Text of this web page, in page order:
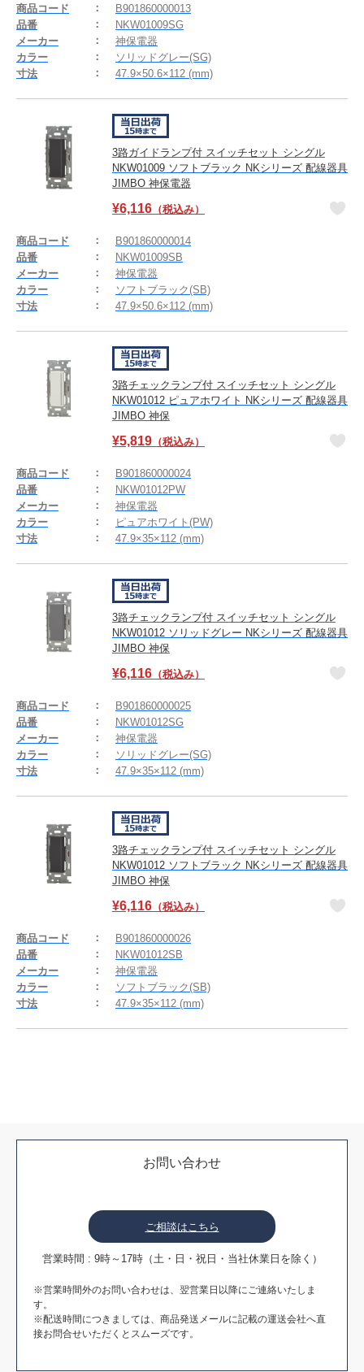
商品コード
B901860000013
品番
NKW01009SG
メーカー
神保電器
カラー
ソリッドグレー(SG)
寸法
47.9×50.6×112 (mm)
3路ガイドランプ付 スイッチセット シングル
NKW01009 ソフトブラック NKシリーズ 配線器具
JIMBO 神保電器
¥6,116 （税込み）
商品コード
B901860000014
品番
NKW01009SB
メーカー
神保電器
カラー
ソフトブラック(SB)
寸法
47.9×50.6×112 (mm)
3路チェックランプ付 スイッチセット シングル
NKW01012 ピュアホワイト NKシリーズ 配線器具
JIMBO 神保
¥5,819 （税込み）
商品コード
B901860000024
品番
NKW01012PW
メーカー
神保電器
カラー
ピュアホワイト(PW)
寸法
47.9×35×112 (mm)
3路チェックランプ付 スイッチセット シングル
NKW01012 ソリッドグレー NKシリーズ 配線器具
JIMBO 神保
¥6,116 （税込み）
商品コード
B901860000025
品番
NKW01012SG
メーカー
神保電器
カラー
ソリッドグレー(SG)
寸法
47.9×35×112 (mm)
3路チェックランプ付 スイッチセット シングル
NKW01012 ソフトブラック NKシリーズ 配線器具
JIMBO 神保
¥6,116 （税込み）
商品コード
B901860000026
品番
NKW01012SB
メーカー
神保電器
カラー
ソフトブラック(SB)
寸法
47.9×35×112 (mm)
お問い合わせ
ご相談はこちら
営業時間 : 9時～17時（土・日・祝日・当社休業日を除く）
※営業時間外のお問い合わせは、翌営業日以降にご連絡いたしま
す。
※配送時間につきましては、商品発送メールに記載の運送会社へ直
接お問合せいただくとスムーズです。